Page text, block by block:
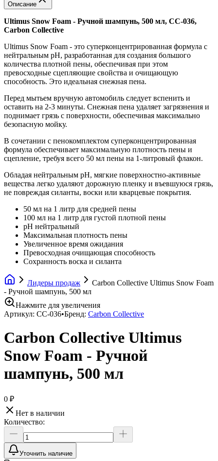
Описание
Ultimus Snow Foam - Ручной шампунь, 500 мл, CC-036,
Carbon Collective
Ultimus Snow Foam - это суперконцентрированная формула с
нейтральным pH, разработанная для создания большого
количества плотной пены, обеспечивая при этом
превосходные сцепляющие свойства и очищающую
способность. Это идеальная снежная пена.
Перед мытьем вручную автомобиль следует вспенить и
оставить на 2-3 минуты. Снежная пена удаляет загрязнения и
поднимает грязь с поверхности, обеспечивая максимально
безопасную мойку.
В сочетании с пенокомплектом суперконцентрированная
формула обеспечивает максимальную плотность пены и
сцепление, требуя всего 50 мл пены на 1-литровый флакон.
Обладая нейтральным pH, мягкие поверхностно-активные
вещества легко удаляют дорожную пленку и въевшуюся грязь,
не повреждая силанты, воски или кварцевые покрытия.
50 мл на 1 литр для средней пены
100 мл на 1 литр для густой плотной пены
pH нейтральный
Максимальная плотность пены
Увеличенное время ожидания
Превосходная очищающая способность
Сохранность воска и силанта
Лидеры продаж
Carbon Collective Ultimus Snow Foam
- Ручной шампунь, 500 мл
Нажмите для увеличения
Артикул: CC-036•Бренд: Carbon Collective
Carbon Collective Ultimus
Snow Foam - Ручной
шампунь, 500 мл
0 ₽
Нет в наличии
Количество:
Уточнить наличие